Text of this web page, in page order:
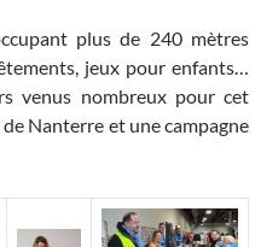
plus de 240 mètres
jeux pour enfants…
venus nombreux pour cet
Nanterre et une campagne